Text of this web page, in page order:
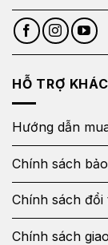
HỖ TRỢ
Hướng dẫn
Chính sách
Chính sách đổi
Chính sách